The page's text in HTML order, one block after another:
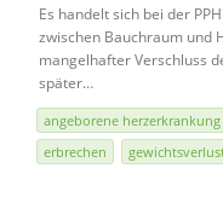
Es handelt sich bei der
zwischen Bauchraum und
mangelhafter Verschluss
später…
angeborene herzerkrankung
erbrechen